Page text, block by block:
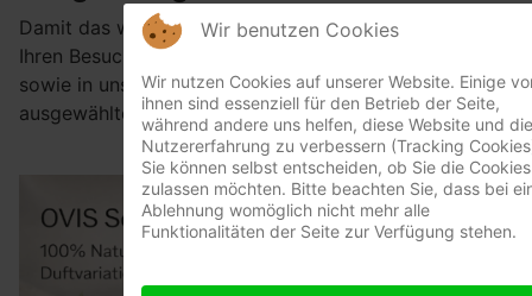
Damit das wohltuende Gefühl Ihrer Massage auch über
Ihren Besuch hinaus anhält, finden Sie in unserer Praxis
sowie in unserem Onlineshop eine sorgfältig
ausgewählte Kollektion hochwertiger Pflegeprodukte.
Wir benutzen Cookies
Wir nutzen Cookies auf unserer Website. Einige
ihnen sind essenziell für den Betrieb der Seite,
während andere uns helfen, diese Website und die
Nutzererfahrung zu verbessern (Tracking
Sie können selbst entscheiden, ob Sie die Cookies
zulassen möchten. Bitte beachten Sie, dass bei
Ablehnung womöglich nicht mehr alle
Funktionalitäten der Seite zur Verfügung stehen.